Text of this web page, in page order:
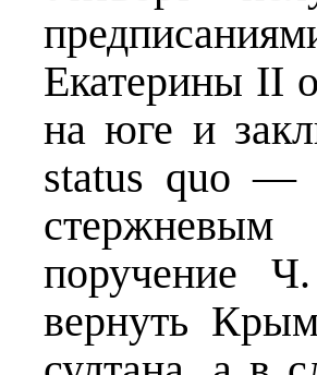
Екатерины II
на юге и
status quo —
поручение
вернуть